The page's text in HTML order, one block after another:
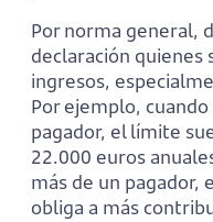
Por norma general,
declaración quienes
ingresos,
Por ejemplo,
pagador, el límite
22.000 euros
más de un pagador,
obliga a más